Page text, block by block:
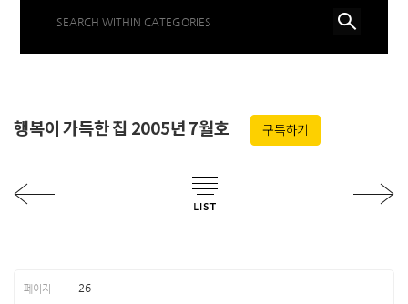
행복이 가득한 집 2005년 7월호 구독하기
26